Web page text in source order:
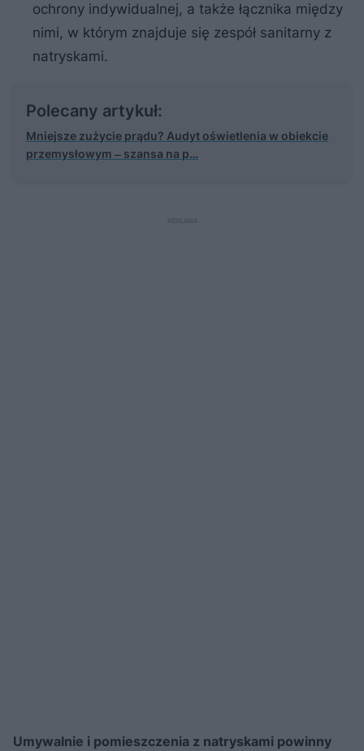
ochrony indywidualnej, a także łącznika między
nimi, w którym znajduje się zespół sanitarny z
natryskami.
Polecany artykuł:
Mniejsze zużycie prądu? Audyt oświetlenia w obiekcie
przemysłowym ‒ szansa na p…
Umywalnie i pomieszczenia z natryskami powinny